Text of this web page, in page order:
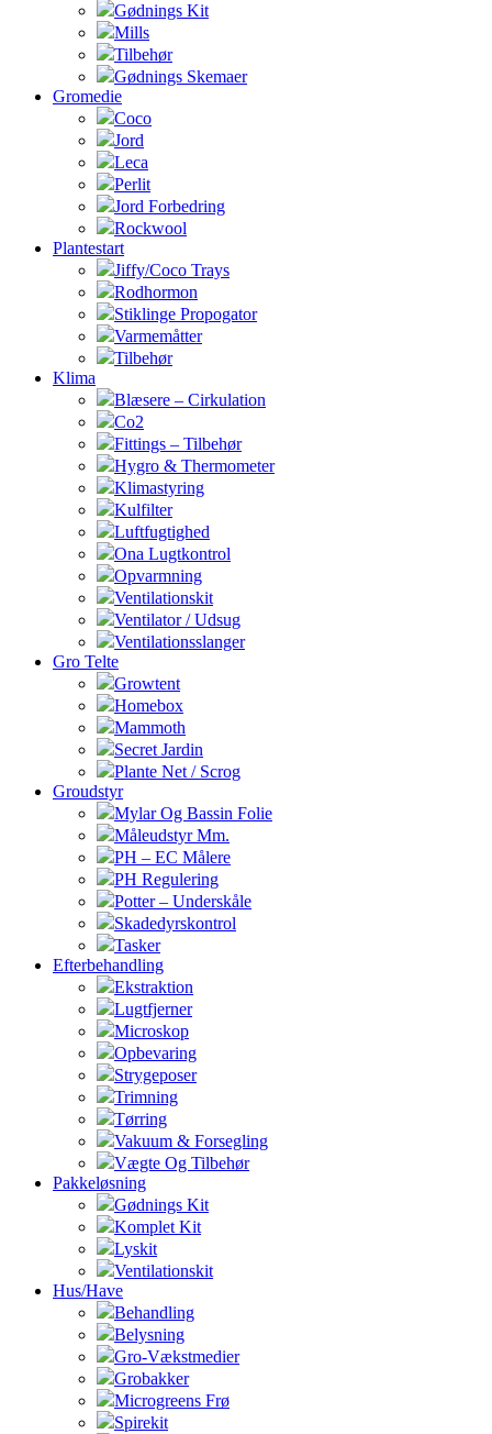
Gødnings Kit
Mills
Tilbehør
Gødnings Skemaer
Gromedie
Coco
Jord
Leca
Perlit
Jord Forbedring
Rockwool
Plantestart
Jiffy/Coco Trays
Rodhormon
Stiklinge Propogator
Varmemåtter
Tilbehør
Klima
Blæsere – Cirkulation
Co2
Fittings – Tilbehør
Hygro & Thermometer
Klimastyring
Kulfilter
Luftfugtighed
Ona Lugtkontrol
Opvarmning
Ventilationskit
Ventilator / Udsug
Ventilationsslanger
Gro Telte
Growtent
Homebox
Mammoth
Secret Jardin
Plante Net / Scrog
Groudstyr
Mylar Og Bassin Folie
Måleudstyr Mm.
PH – EC Målere
PH Regulering
Potter – Underskåle
Skadedyrskontrol
Tasker
Efterbehandling
Ekstraktion
Lugtfjerner
Microskop
Opbevaring
Strygeposer
Trimning
Tørring
Vakuum & Forsegling
Vægte Og Tilbehør
Pakkeløsning
Gødnings Kit
Komplet Kit
Lyskit
Ventilationskit
Hus/Have
Behandling
Belysning
Gro-Vækstmedier
Grobakker
Microgreens Frø
Spirekit